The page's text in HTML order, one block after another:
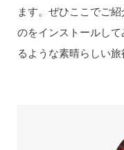
ます。ぜひここでご
のをインストールし
るような素晴らしい旅